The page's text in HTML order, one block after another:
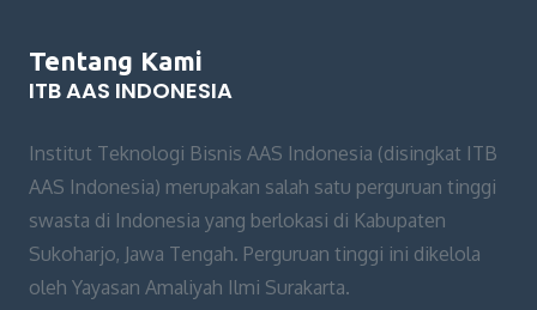
Tentang Kami
ITB AAS INDONESIA
Institut Teknologi Bisnis AAS Indonesia (disingkat ITB
AAS Indonesia) merupakan salah satu perguruan tinggi
swasta di Indonesia yang berlokasi di Kabupaten
Sukoharjo, Jawa Tengah. Perguruan tinggi ini dikelola
oleh Yayasan Amaliyah Ilmi Surakarta.